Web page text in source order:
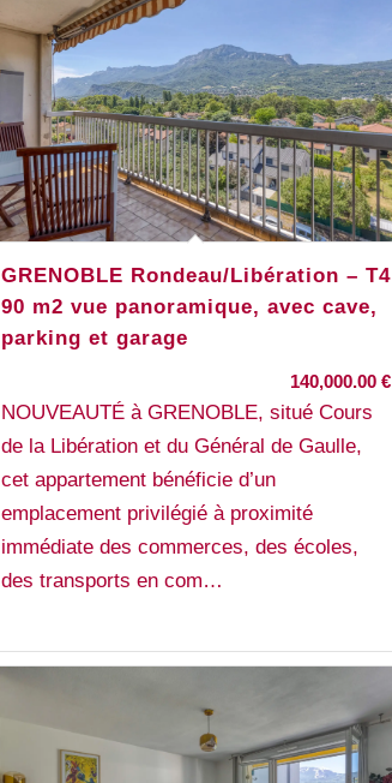
GRENOBLE Rondeau/Libération – T4
90 m2 vue panoramique, avec cave,
parking et garage
140,000.00€
NOUVEAUTÉ à GRENOBLE, situé Cours
de la Libération et du Général de Gaulle,
cet appartement bénéficie d’un
emplacement privilégié à proximité
immédiate des commerces, des écoles,
des transports en com…